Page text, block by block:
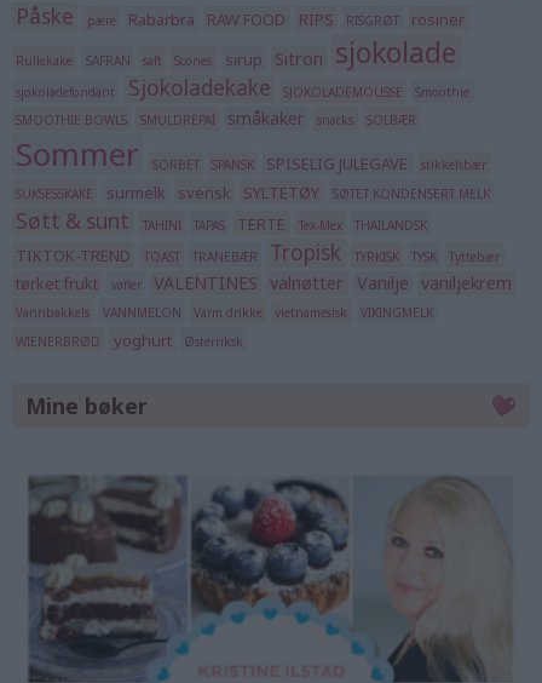
Påske pære Rabarbra RAW FOOD RIPS RISGRØT rosiner
Rullekake SAFRAN saft Scones sirup Sitron sjokolade
sjokoladefondant Sjokoladekake SJOKOLADEMOUSSE
Smoothie
SMOOTHIE BOWLS
SMULDREPAI småkaker snacks SOLBÆR
Sommer SORBET SPANSK SPISELIG JULEGAVE
stikkelsbær
SUKSESSKAKE
surmelk svensk SYLTETØY SØTET KONDENSERT MELK
Søtt & sunt TAHINI TAPAS TERTE Tex-Mex THAILANDSK
TIKTOK-TREND TOAST TRANEBÆR Tropisk TYRKISK TYSK Tyttebær
tørket frukt vafler VALENTINES valnøtter Vanilje vaniljekrem
Vannbakkels VANNMELON Varm drikke vietnamesisk
VIKINGMELK
WIENERBRØD
yoghurt Østerriksk
Mine bøker